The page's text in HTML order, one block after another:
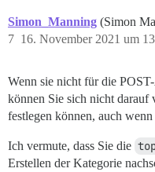
Simon_Manning (Simon
16. November 2021 um
7
Wenn sie nicht für die
können Sie sich nicht darauf
festlegen können, auch
Ich vermute, dass Sie die
Erstellen der Kategorie